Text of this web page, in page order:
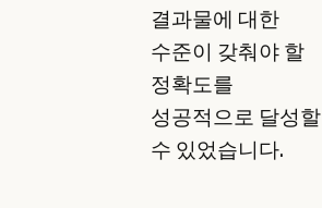
결과물에 대한
수준이 갖춰야 할
정확도를
성공적으로 달성할
수 있었습니다.